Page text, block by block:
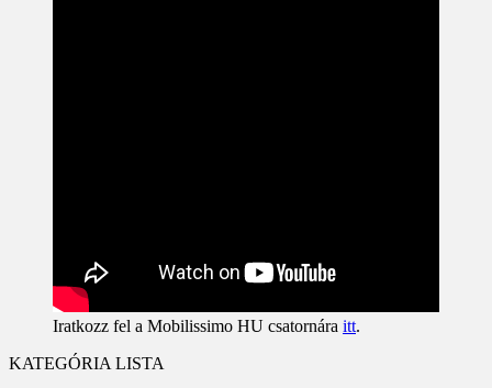
Iratkozz fel a Mobilissimo HU csatornára itt.
KATEGÓRIA LISTA